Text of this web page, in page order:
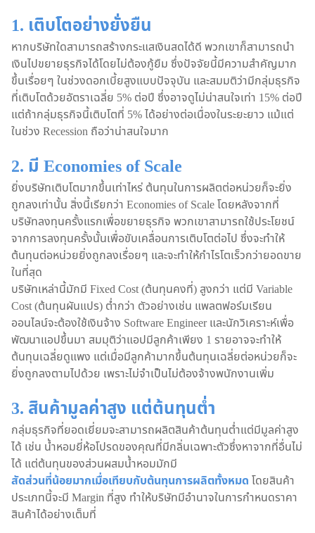
1. เติบโตอย่างยั่งยืน
หากบริษัทใดสามารถสร้างกระแสเงินสดได้ดี พวกเขาก็สามารถนำ
เงินไปขยายธุรกิจได้โดยไม่ต้องกู้ยืม ซึ่งปัจจัยนี้มีความสำคัญมาก
ขึ้นเรื่อยๆ ในช่วงดอกเบี้ยสูงแบบปัจจุบัน และสมมติว่ามีกลุ่มธุรกิจ
ที่เติบโตด้วยอัตราเฉลี่ย 5% ต่อปี ซึ่งอาจดูไม่น่าสนใจเท่า 15% ต่อปี
แต่ถ้ากลุ่มธุรกิจนี้เติบโตที่ 5% ได้อย่างต่อเนื่องในระยะยาว แม้แต่
ในช่วง Recession ถือว่าน่าสนใจมาก
2. มี Economies of Scale
ยิ่งบริษัทเติบโตมากขึ้นเท่าไหร่ ต้นทุนในการผลิตต่อหน่วยก็จะยิ่ง
ถูกลงเท่านั้น สิ่งนี้เรียกว่า Economies of Scale โดยหลังจากที่
บริษัทลงทุนครั้งแรกเพื่อขยายธุรกิจ พวกเขาสามารถใช้ประโยชน์
จากการลงทุนครั้งนั้นเพื่อขับเคลื่อนการเติบโตต่อไป ซึ่งจะทำให้
ต้นทุนต่อหน่วยยิ่งถูกลงเรื่อยๆ และจะทำให้กำไรโตเร็วกว่ายอดขาย
ในที่สุด
บริษัทเหล่านี้มักมี Fixed Cost (ต้นทุนคงที่) สูงกว่า แต่มี Variable
Cost (ต้นทุนผันแปร) ต่ำกว่า ตัวอย่างเช่น แพลตฟอร์มเรียน
ออนไลน์จะต้องใช้เงินจ้าง Software Engineer และนักวิเคราะห์เพื่อ
พัฒนาแอปขึ้นมา สมมุติว่าแอปมีลูกค้าเพียง 1 รายอาจจะทำให้
ต้นทุนเฉลี่ยดูแพง แต่เมื่อมีลูกค้ามากขึ้นต้นทุนเฉลี่ยต่อหน่วยก็จะ
ยิ่งถูกลงตามไปด้วย เพราะไม่จำเป็นไม่ต้องจ้างพนักงานเพิ่ม
3. สินค้ามูลค่าสูง แต่ต้นทุนต่ำ
กลุ่มธุรกิจที่ยอดเยี่ยมจะสามารถผลิตสินค้าต้นทุนต่ำแต่มีมูลค่าสูง
ได้ เช่น น้ำหอมยี่ห้อโปรดของคุณที่มีกลิ่นเฉพาะตัวซึ่งหาจากที่อื่นไม่
ได้ แต่ต้นทุนของส่วนผสมน้ำหอมมักมี
สัดส่วนที่น้อยมากเมื่อเทียบกับต้นทุนการผลิตทั้งหมด โดยสินค้า
ประเภทนี้จะมี Margin ที่สูง ทำให้บริษัทมีอำนาจในการกำหนดราคา
สินค้าได้อย่างเต็มที่